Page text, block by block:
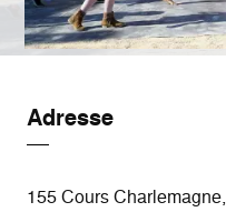
Adresse
155 Cours Charlemagne,